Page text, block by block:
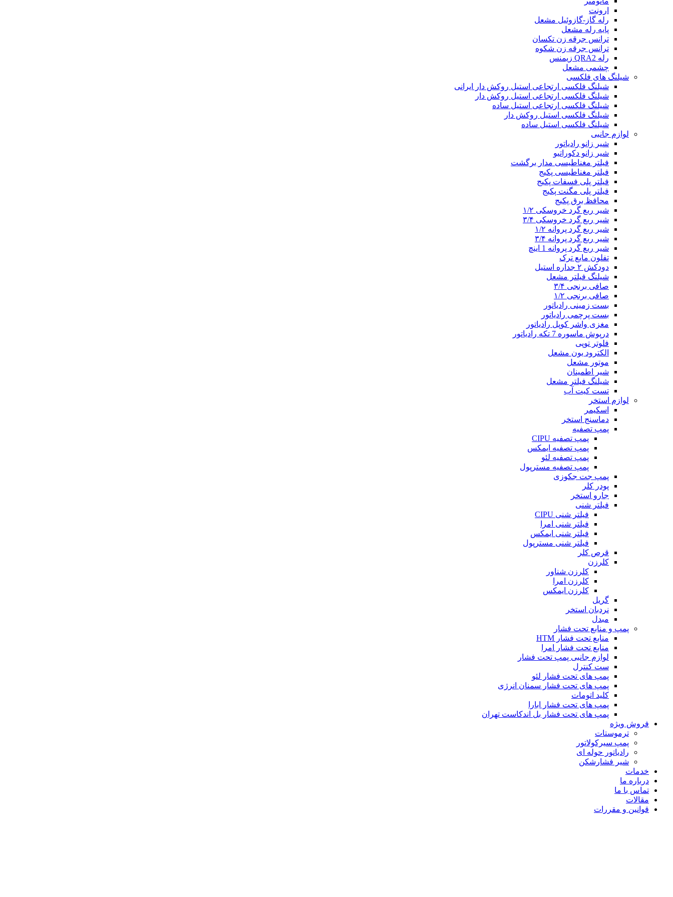
ارونت
رله گاز-گازوئیل مشعل
پایه رله مشعل
ترانس جرقه زن تکسان
ترانس جرقه زن شکوه
رله QRA2 زیمنس
چشمی مشعل
شیلنگ های فلکسی
شیلنگ فلکسی ارتجاعی استیل روکش دار ایرانی
شیلنگ فلکسی ارتجاعی استیل روکش دار
شیلنگ فلکسی ارتجاعی استیل ساده
شیلنگ فلکسی استیل روکش دار
شیلنگ فلکسی استیل ساده
لوازم جانبی
شیر زانو رادیاتور
شیر زانو دکوراتیو
فیلتر مغناطیسی مدار برگشت
فیلتر مغناطیسی پکیج
فیلتر پلی فسفات پکیج
فیلتر پلی مگنت پکیج
محافظ برق پکیج
شیر ربع گرد خروسکی ۱/۲
شیر ربع گرد خروسکی ۳/۴
شیر ربع گرد پروانه ۱/۲
شیر ربع گرد پروانه ۳/۴
شیر ربع گرد پروانه 1 اینچ
تفلون مایع ترک
دودکش ۲ جداره استیل
شیلنگ فیلتر مشعل
صافی برنجی ۳/۴
صافی برنجی ۱/۲
بست زمینی رادیاتور
بست پرچمی رادیاتور
مغزی واشر کوپل رادیاتور
درپوش ماسوره 7 تکه رادیاتور
فلوتر توپی
الکترود یون مشعل
موتور مشعل
شیر اطمینان
شیلنگ فیلتر مشعل
تست کیت آب
لوازم استخر
اسکیمر
دماسنج استخر
پمپ تصفیه
پمپ تصفیه CIPU
پمپ تصفیه ایمکس
پمپ تصفیه لئو
پمپ تصفیه مسترپول
پمپ جت جکوزی
پودر کلر
جارو استخر
فیلتر شنی
فیلتر شنی CIPU
فیلتر شنی امرا
فیلتر شنی ایمکس
فیلتر شنی مسترپول
قرص کلر
کلرزن
کلرزن شناور
کلرزن امرا
کلرزن ایمکس
گریل
نردبان استخر
مبدل
پمپ و منابع تحت فشار
منابع تحت فشار HTM‎
منابع تحت فشار امرا
لوازم جانبی پمپ تحت فشار
ست کنترل
پمپ های تحت فشار لئو
پمپ های تحت فشار سمنان انرژی
کلید اتومات
پمپ های تحت فشار ابارا
پمپ های تحت فشار بل اندکاست تهران
فروش ویژه
ترموستات
پمپ سیرکولاتور
رادیاتور حوله ای
شیر فشارشکن
خدمات
درباره ما
تماس با ما
مقالات
قوانین و مقررات